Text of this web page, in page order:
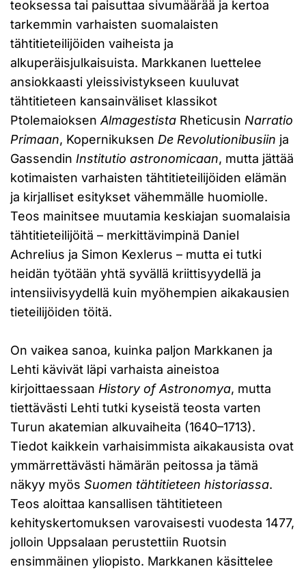
teoksessa tai paisuttaa sivumäärää ja kertoa
tarkemmin varhaisten suomalaisten
tähtitieteilijöiden vaiheista ja
alkuperäisjulkaisuista. Markkanen luettelee
ansiokkaasti yleissivistykseen kuuluvat
tähtitieteen kansainväliset klassikot
Ptolemaioksen Almagestista Rheticusin Narratio
Primaan, Kopernikuksen De Revolutionibusiin ja
Gassendin Institutio astronomicaan, mutta jättää
kotimaisten varhaisten tähtitieteilijöiden elämän
ja kirjalliset esitykset vähemmälle huomiolle.
Teos mainitsee muutamia keskiajan suomalaisia
tähtitieteilijöitä – merkittävimpinä Daniel
Achrelius ja Simon Kexlerus – mutta ei tutki
heidän työtään yhtä syvällä kriittisyydellä ja
intensiivisyydellä kuin myöhempien aikakausien
tieteilijöiden töitä.
On vaikea sanoa, kuinka paljon Markkanen ja
Lehti kävivät läpi varhaista aineistoa
kirjoittaessaan History of Astronomya, mutta
tiettävästi Lehti tutki kyseistä teosta varten
Turun akatemian alkuvaiheita (1640–1713).
Tiedot kaikkein varhaisimmista aikakausista ovat
ymmärrettävästi hämärän peitossa ja tämä
näkyy myös Suomen tähtitieteen historiassa.
Teos aloittaa kansallisen tähtitieteen
kehityskertomuksen varovaisesti vuodesta 1477,
jolloin Uppsalaan perustettiin Ruotsin
ensimmäinen yliopisto. Markkanen käsittelee